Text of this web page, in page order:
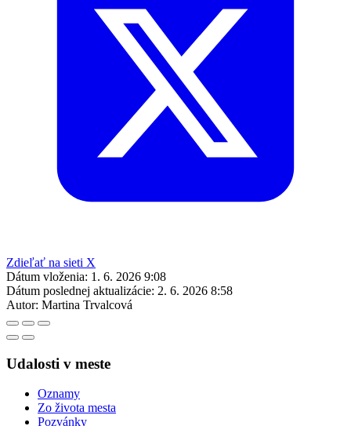
Zdieľať na sieti X
Dátum vloženia: 1. 6. 2026 9:08
Dátum poslednej aktualizácie: 2. 6. 2026 8:58
Autor: Martina Trvalcová
Udalosti v meste
Oznamy
Zo života mesta
Pozvánky